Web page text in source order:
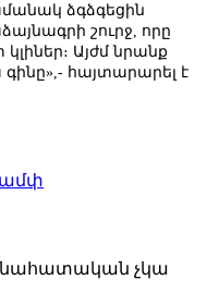
ձգձգեցին
շուրջ, որը
Այժմ նրանք
հայտարարել է
չկա